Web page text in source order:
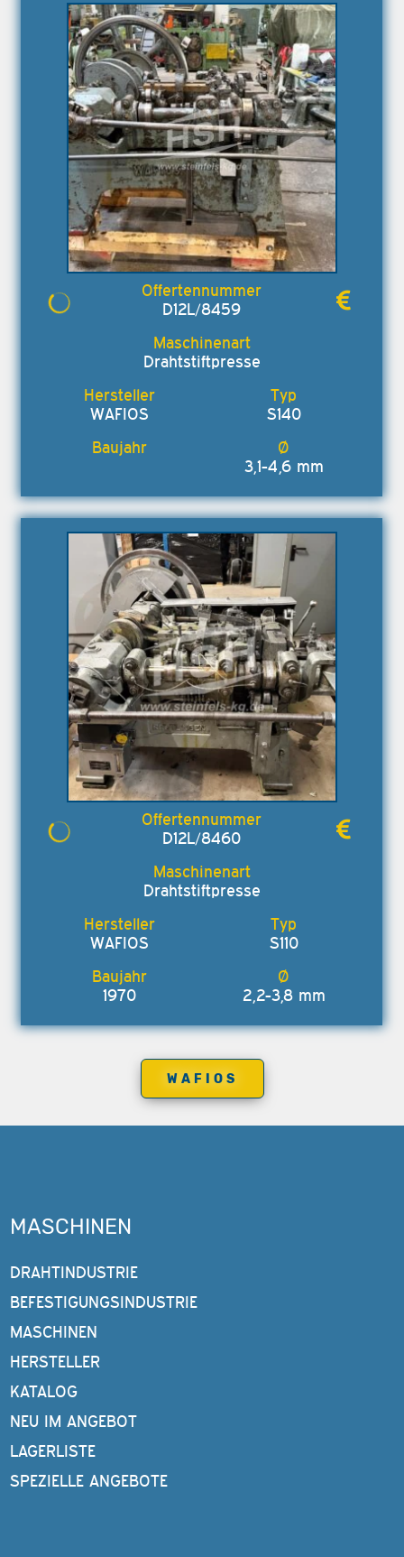
D12L/8459
Drahtstiftpresse
WAFIOS S140
3,1-4,6 mm
D12L/8460
Drahtstiftpresse
WAFIOS S110
1970 2,2-3,8 mm
WAFIOS
MASCHINEN
DRAHTINDUSTRIE
BEFESTIGUNGSINDUSTRIE
MASCHINEN
HERSTELLER
KATALOG
NEU IM ANGEBOT
LAGERLISTE
SPEZIELLE ANGEBOTE